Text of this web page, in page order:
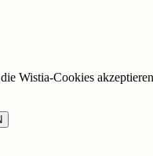
Wistia-Cookies